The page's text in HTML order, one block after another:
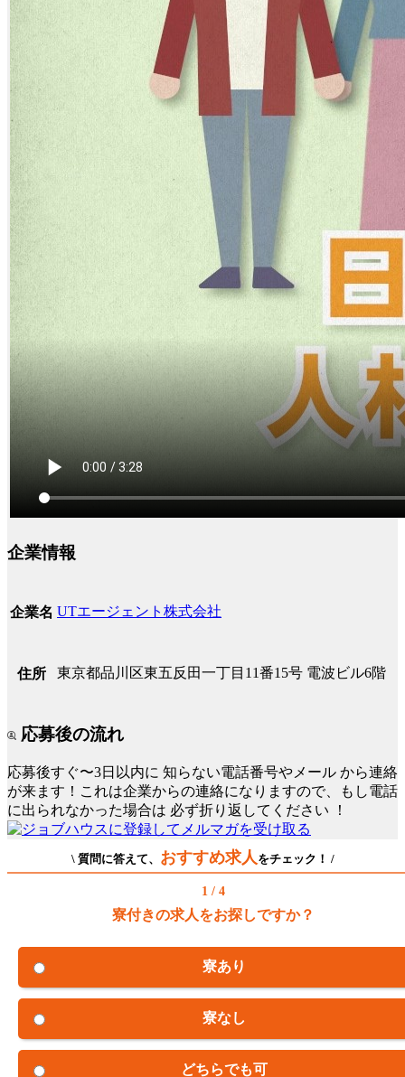
企業情報
企業名 UTエージェント株式会社
住所 東京都品川区東五反田一丁目11番15号 電波ビル6階
応募後の流れ
応募後すぐ〜3日以内に 知らない電話番号やメール から連絡
が来ます！これは企業からの連絡になりますので、もし電話
に出られなかった場合は 必ず折り返してください ！
\ 質問に答えて、 おすすめ求人 をチェック！ /
1 / 4
寮付きの求人をお探しですか？
寮あり
寮なし
どちらでも可